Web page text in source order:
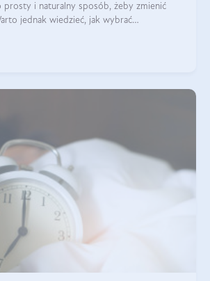
prosty i naturalny sposób, żeby zmienić
jednak wiedzieć, jak wybrać